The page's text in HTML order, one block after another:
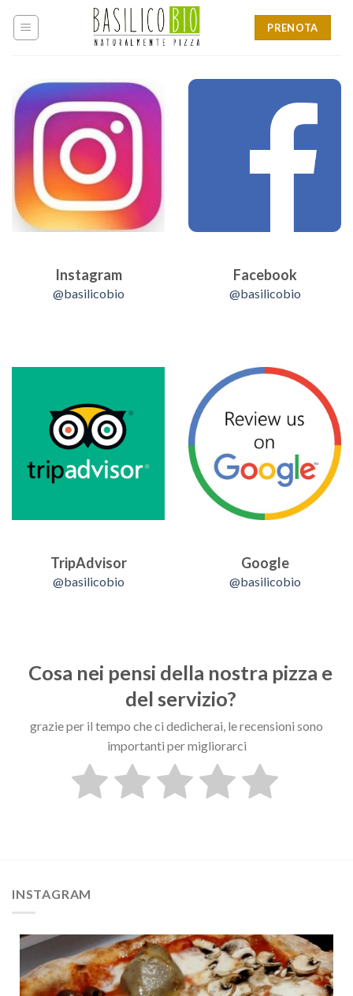
PRENOTA
Instagram
@basilicobio
Facebook
@basilicobio
TripAdvisor
@basilicobio
Google
@basilicobio
Cosa nei pensi della nostra pizza e
del servizio?
grazie per il tempo che ci dedicherai, le recensioni sono
importanti per migliorarci
INSTAGRAM